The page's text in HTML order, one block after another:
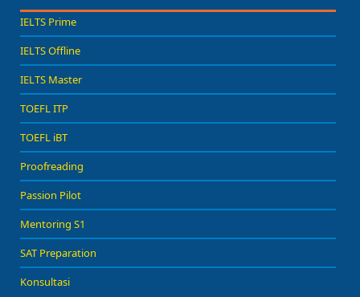
IELTS Prime
IELTS Offline
IELTS Master
TOEFL ITP
TOEFL iBT
Proofreading
Passion Pilot
Mentoring S1
SAT Preparation
Konsultasi